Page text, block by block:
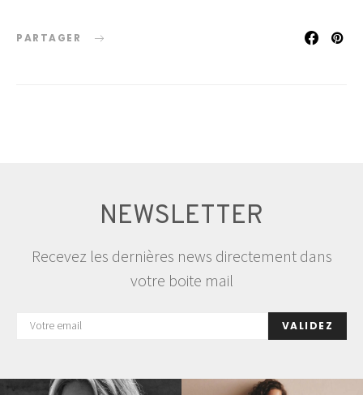
PARTAGER
NEWSLETTER
Recevez les dernières news directement dans
votre boite mail
VALIDEZ